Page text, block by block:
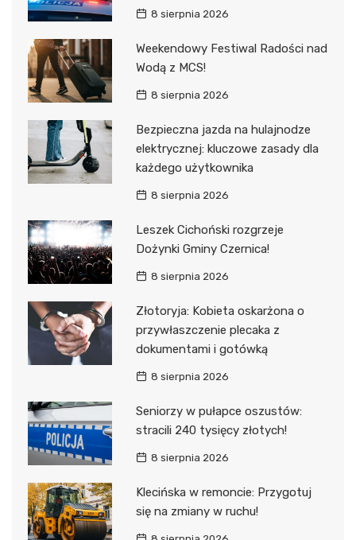
8 sierpnia 2026
Weekendowy Festiwal Radości nad
Wodą z MCS!
8 sierpnia 2026
Bezpieczna jazda na hulajnodze
elektrycznej: kluczowe zasady dla
każdego użytkownika
8 sierpnia 2026
Leszek Cichoński rozgrzeje
Dożynki Gminy Czernica!
8 sierpnia 2026
Złotoryja: Kobieta oskarżona o
przywłaszczenie plecaka z
dokumentami i gotówką
8 sierpnia 2026
Seniorzy w pułapce oszustów:
stracili 240 tysięcy złotych!
8 sierpnia 2026
Klecińska w remoncie: Przygotuj
się na zmiany w ruchu!